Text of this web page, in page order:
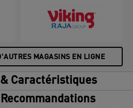
MAGASINS EN LIGNE
Caractéristiques